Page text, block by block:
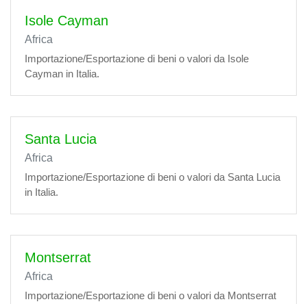
Isole Cayman
Africa
Importazione/Esportazione di beni o valori da Isole
Cayman in Italia.
Santa Lucia
Africa
Importazione/Esportazione di beni o valori da Santa Lucia
in Italia.
Montserrat
Africa
Importazione/Esportazione di beni o valori da Montserrat